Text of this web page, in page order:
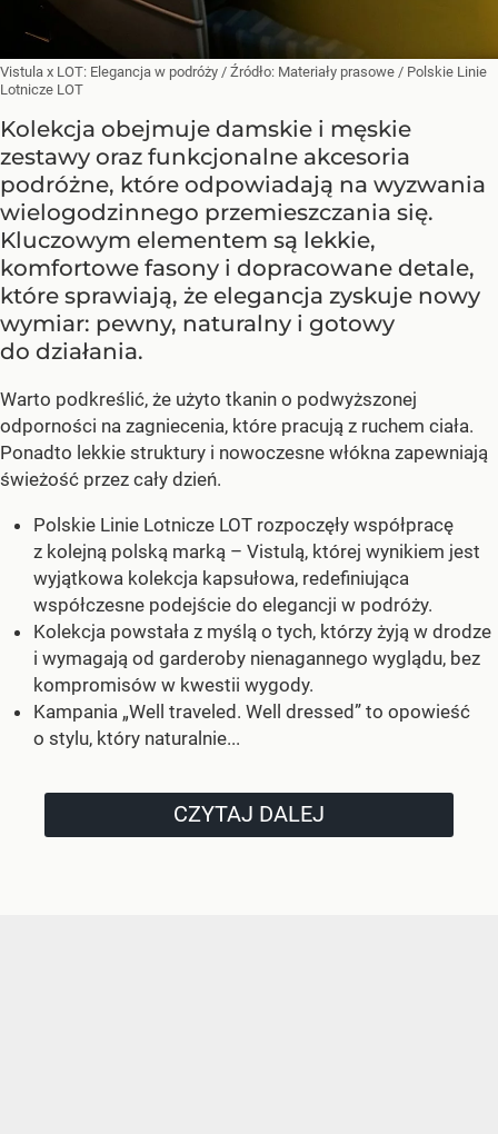
Vistula x LOT: Elegancja w podróży / Źródło: Materiały prasowe / Polskie Linie
Lotnicze LOT
Kolekcja obejmuje damskie i męskie
zestawy oraz funkcjonalne akcesoria
podróżne, które odpowiadają na wyzwania
wielogodzinnego przemieszczania się.
Kluczowym elementem są lekkie,
komfortowe fasony i dopracowane detale,
które sprawiają, że elegancja zyskuje nowy
wymiar: pewny, naturalny i gotowy
do działania.
Warto podkreślić, że użyto tkanin o podwyższonej
odporności na zagniecenia, które pracują z ruchem ciała.
Ponadto lekkie struktury i nowoczesne włókna zapewniają
świeżość przez cały dzień.
Polskie Linie Lotnicze LOT rozpoczęły współpracę
z kolejną polską marką – Vistulą, której wynikiem jest
wyjątkowa kolekcja kapsułowa, redefiniująca
współczesne podejście do elegancji w podróży.
Kolekcja powstała z myślą o tych, którzy żyją w drodze
i wymagają od garderoby nienagannego wyglądu, bez
kompromisów w kwestii wygody.
Kampania „Well traveled. Well dressed” to opowieść
o stylu, który naturalnie...
CZYTAJ DALEJ